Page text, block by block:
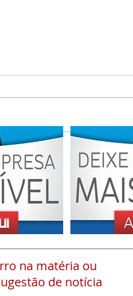
na matéria ou
de notícia